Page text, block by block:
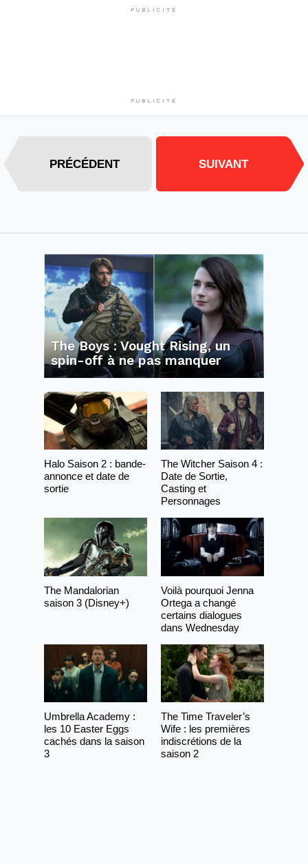
PUBLICITÉ
PUBLICITÉ
PRÉCÉDENT SUIVANT
The Boys : Vought Rising, un
spin-off à ne pas manquer
Halo Saison 2 : bande-
annonce et date de
sortie
The Witcher Saison 4 :
Date de Sortie,
Casting et
Personnages
The Mandalorian
saison 3 (Disney+)
Voilà pourquoi Jenna
Ortega a changé
certains dialogues
dans Wednesday
Umbrella Academy :
les 10 Easter Eggs
cachés dans la saison
3
The Time Traveler’s
Wife : les premières
indiscrétions de la
saison 2